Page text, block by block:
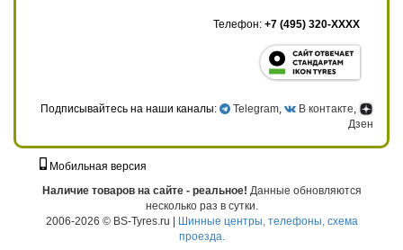
Телефон: +7 (495) 320-XXXX
Подписывайтесь на наши каналы: Telegram , В контакте
Дзен
Мобильная версия
Наличие товаров на сайте - реальное! Данные обновляются
несколько раз в сутки.
2006-2026 © BS-Tyres.ru | Шинные центры, телефоны, схема
проезда.